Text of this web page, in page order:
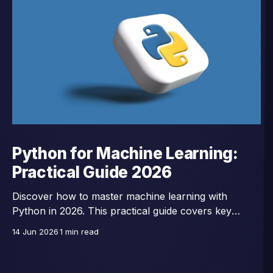
Python for Machine Learning:
Practical Guide 2026
Discover how to master machine learning with
Python in 2026. This practical guide covers key
14 Jun 20261 min read